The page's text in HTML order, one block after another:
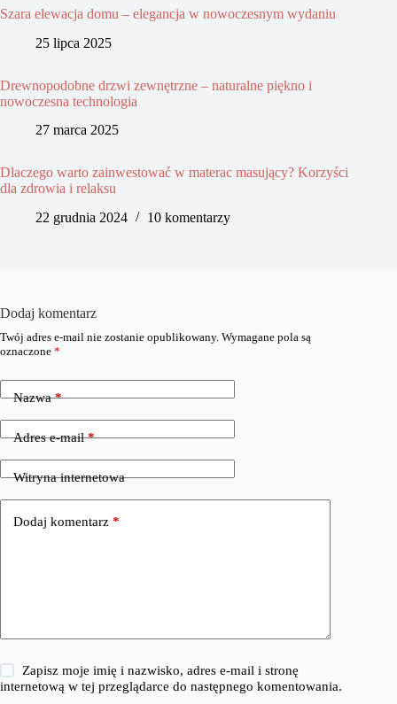
Szara elewacja domu – elegancja w nowoczesnym wydaniu
25 lipca 2025
Drewnopodobne drzwi zewnętrzne – naturalne piękno i
nowoczesna technologia
27 marca 2025
Dlaczego warto zainwestować w materac masujący? Korzyści
dla zdrowia i relaksu
22 grudnia 2024
10 komentarzy
Dodaj komentarz
Twój adres e-mail nie zostanie opublikowany. Wymagane pola są
oznaczone *
Nazwa*
Adres e-mail*
Witryna internetowa
Dodaj komentarz *
Zapisz moje imię i nazwisko, adres e-mail i stronę
internetową w tej przeglądarce do następnego komentowania.